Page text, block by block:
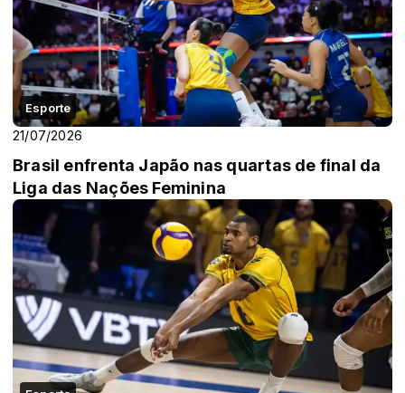
Esporte
21/07/2026
Brasil enfrenta Japão nas quartas de final da
Liga das Nações Feminina